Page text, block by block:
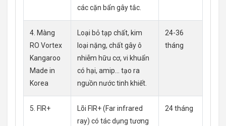
các cặn bẩn gây tắc.
4. Màng
RO Vortex
Kangaroo
Made in
Korea
Loại bỏ tạp chất, kim
loại nặng, chất gây ô
nhiễm hữu cơ, vi khuẩn
có hại, amip… tạo ra
nguồn nước tinh khiết.
24-36
tháng
5. FIR+
Lõi FIR+ (Far infrared
ray) có tác dụng tương
24 tháng